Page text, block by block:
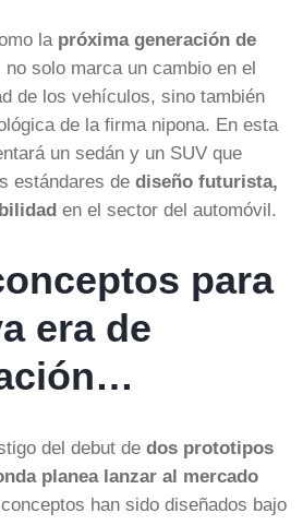
la próxima generación de
no solo marca un cambio en el
de los vehículos, sino también
de la firma nipona. En esta
un sedán y un SUV que
estándares de diseño futurista,
en el sector del automóvil.
para
era de
del debut de dos prototipos
planea lanzar al mercado
han sido diseñados bajo